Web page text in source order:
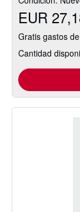
EUR
Gratis gastos
Cantidad